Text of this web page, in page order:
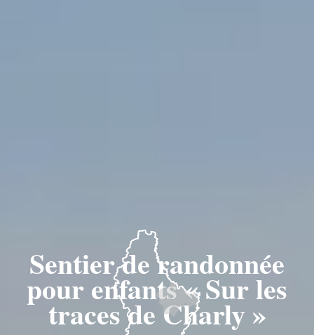
Sentier de randonnée
pour enfants « Sur les
traces de Charly »